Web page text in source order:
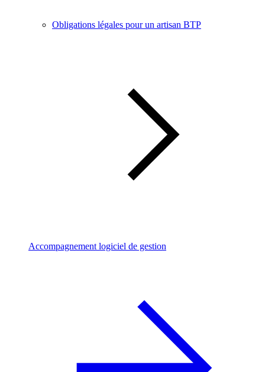
Obligations légales pour un artisan BTP
Accompagnement logiciel de gestion